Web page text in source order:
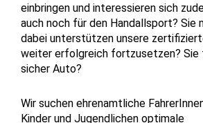
einbringen und interessieren sich
auch noch für den Handallsport? Sie
dabei unterstützen unsere
weiter erfolgreich fortzusetzen? Sie
sicher Auto?
Wir suchen ehrenamtliche
Kinder und Jugendlichen optimale